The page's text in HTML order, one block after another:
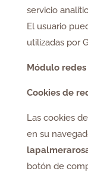
servicio
El usuario
utilizadas por
Módulo
Cookies de
Las cookies
en su
botón de